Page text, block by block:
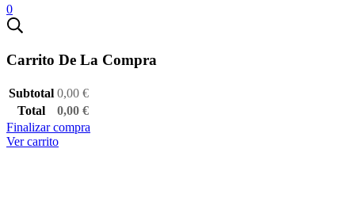
0
Carrito De La Compra
Subtotal 0,00 €
Total
0,00 €
Finalizar compra
Ver carrito